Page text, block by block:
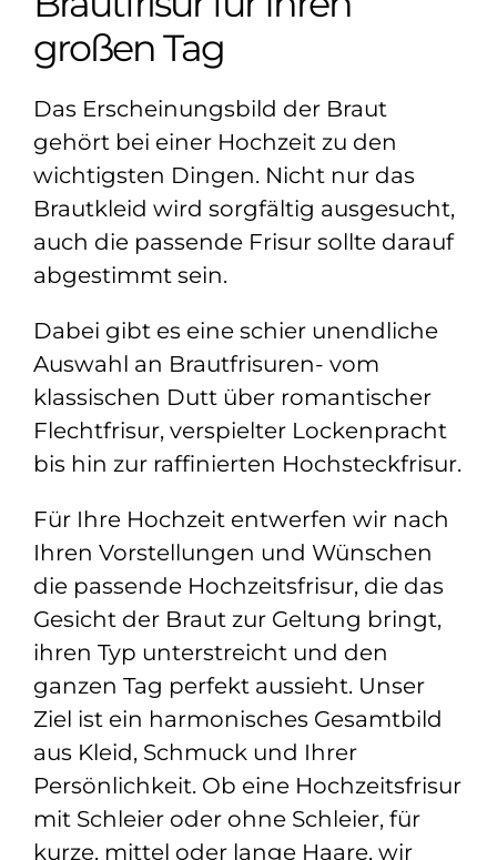
großen Tag
Das Erscheinungsbild der Braut
gehört bei einer Hochzeit zu den
wichtigsten Dingen. Nicht nur das
Brautkleid wird sorgfältig ausgesucht,
auch die passende Frisur sollte darauf
abgestimmt sein.
Dabei gibt es eine schier unendliche
Auswahl an Brautfrisuren- vom
klassischen Dutt über romantischer
Flechtfrisur, verspielter Lockenpracht
bis hin zur raffinierten Hochsteckfrisur.
Für Ihre Hochzeit entwerfen wir nach
Ihren Vorstellungen und Wünschen
die passende Hochzeitsfrisur, die das
Gesicht der Braut zur Geltung bringt,
ihren Typ unterstreicht und den
ganzen Tag perfekt aussieht. Unser
Ziel ist ein harmonisches Gesamtbild
aus Kleid, Schmuck und Ihrer
Persönlichkeit. Ob eine Hochzeitsfrisur
mit Schleier oder ohne Schleier, für
kurze, mittel oder lange Haare, wir